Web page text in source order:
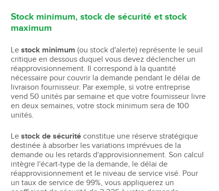
Stock minimum, stock de sécurité et stock
maximum
Lestock minimum (ou stock d'alerte) représente le seuil
critique en dessous duquel vous devez déclencher un
réapprovisionnement. Il correspond à la quantité
nécessaire pour couvrir la demande pendant le délai de
livraison fournisseur. Par exemple, si votre entreprise
vend 50 unités par semaine et que votre fournisseur livre
en deux semaines, votre stock minimum sera de 100
unités.
Lestock de sécurité constitue une réserve stratégique
destinée à absorber les variations imprévues de la
demande ou les retards d'approvisionnement. Son calcul
intègre l'écart-type de la demande, le délai de
réapprovisionnement et le niveau de service visé. Pour
un taux de service de 99%, vous appliquerez un